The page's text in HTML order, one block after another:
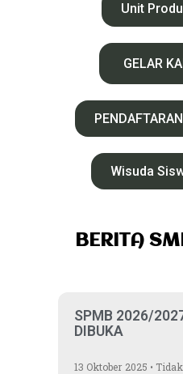
Unit
GELAR
Wisuda
BERITA
SPMB 2026/
DIBUKA
13 Oktober 2025